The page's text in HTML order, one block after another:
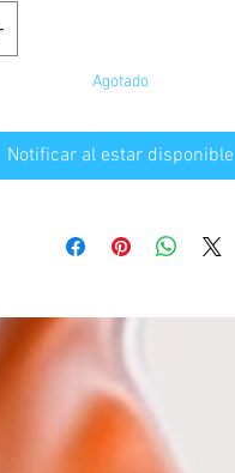
Agotado
Notificar al estar disponible